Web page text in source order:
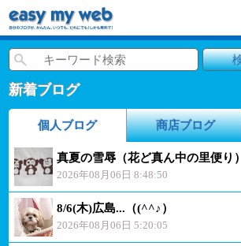
新着ブログ
個人ブログ 商店ブログ
真夏の雪辱（花ど真ん中の里便り）
2026年08月06日 8:48:50
8/6(木)広島...（(^^♪）
2026年08月06日 5:20:05